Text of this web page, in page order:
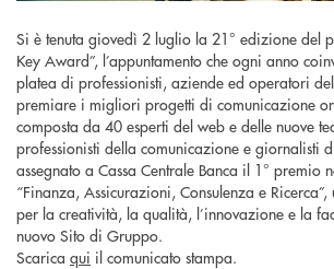
Si è tenuta giovedì 2 luglio la 21° edizione del
Key Award”, l’appuntamento che ogni anno
platea di professionisti, aziende ed operatori
premiare i migliori progetti di comunicazione
composta da 40 esperti del web e delle nuove
professionisti della comunicazione e giornalisti
assegnato a Cassa Centrale Banca il 1° premio
“Finanza, Assicurazioni, Consulenza e
per la creatività, la qualità, l’innovazione e la
nuovo Sito di Gruppo.
Scarica qui il comunicato stampa.